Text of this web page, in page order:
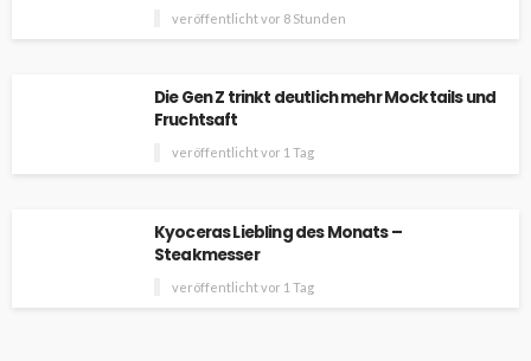
veröffentlicht vor 8 Stunden
Die Gen Z trinkt deutlich mehr Mocktails und
Fruchtsaft
veröffentlicht vor 1 Tag
Kyoceras Liebling des Monats –
Steakmesser
veröffentlicht vor 1 Tag